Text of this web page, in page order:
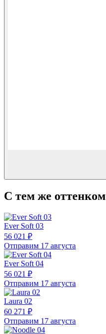
С тем же оттенком
Ever Soft 03
56 021 ₽
Отправим 17 августа
Ever Soft 04
56 021 ₽
Отправим 17 августа
Laura 02
60 271 ₽
Отправим 17 августа